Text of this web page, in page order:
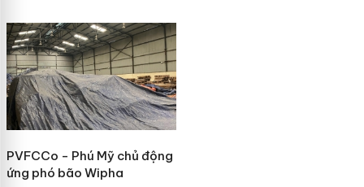
PVFCCo - Phú Mỹ chủ động
ứng phó bão Wipha